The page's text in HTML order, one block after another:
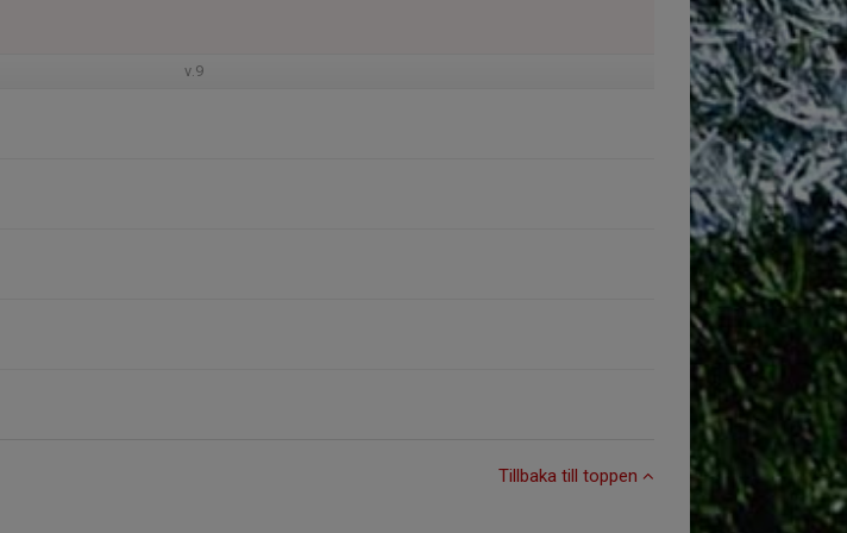
v.9
Tillbaka till toppen